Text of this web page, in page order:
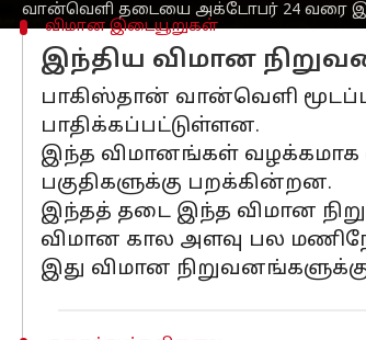
வான்வெளி தடையை அக்டோபர் 24 வரை
விமான இடையூறுகள்
இந்திய விமான
பாகிஸ்தான் வான்வெளி
பாதிக்கப்பட்டுள்ளன.
இந்த விமானங்கள் வழக்கமாக
பகுதிகளுக்கு பறக்கின்றன.
இந்தத் தடை இந்த விமான
விமான கால அளவு பல
இது விமான